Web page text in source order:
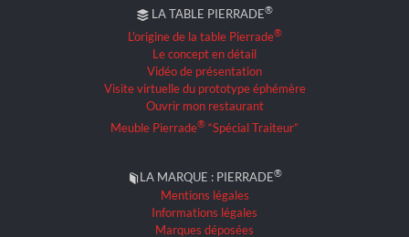
LA TABLE PIERRADE®
L'origine de la table Pierrade®
Le concept en détail
Vidéo de présentation
Visite virtuelle du prototype éphémère
Ouvrir mon restaurant
Meuble Pierrade® “Spécial Traiteur”
LA MARQUE : PIERRADE®
Mentions légales
Informations légales
Marques déposées